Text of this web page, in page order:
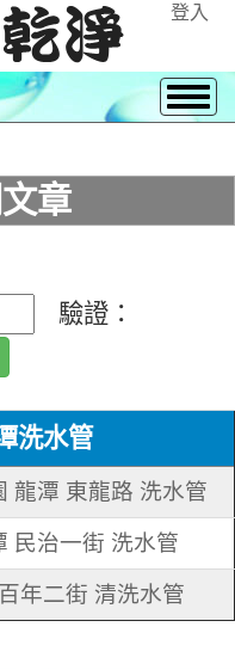
登入
章
驗證：
洗水管
龍潭 東龍路 洗水管
民治一街 洗水管
年二街 清洗水管